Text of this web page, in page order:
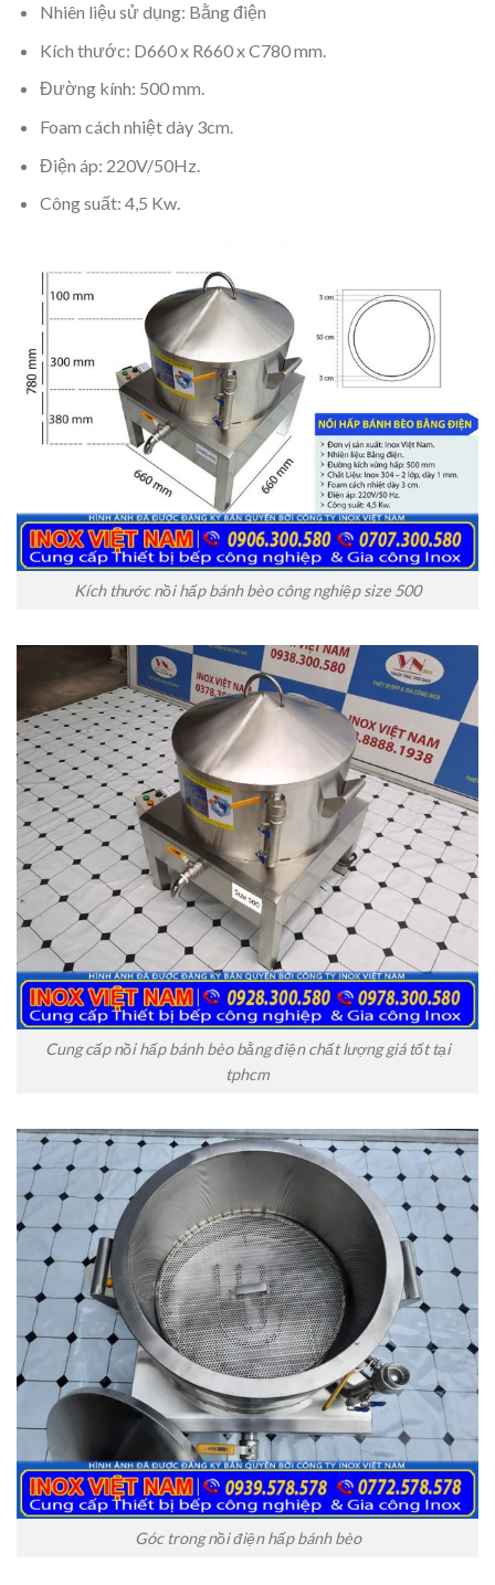
Nhiên liệu sử dụng: Bằng điện
Kích thước: D660 x R660 x C780 mm.
Đường kính: 500 mm.
Foam cách nhiệt dày 3cm.
Điện áp: 220V/50Hz.
Công suất: 4,5 Kw.
Kích thước nồi hấp bánh bèo công nghiệp size 500
Cung cấp nồi hấp bánh bèo bằng điện chất lượng giá tốt tại
tphcm
Góc trong nồi điện hấp bánh bèo